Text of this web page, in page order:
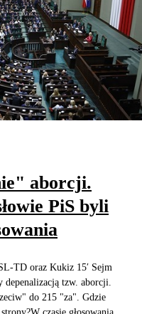
aborcji.
PiS byli
TD oraz Kukiz 15′ Sejm
depenalizacją tzw. aborcji.
do 215 "za". Gdzie